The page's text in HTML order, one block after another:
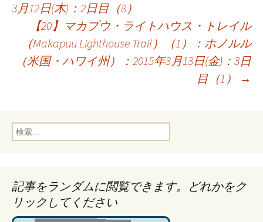
稿
ナ
ゲ
シ
3月12日(木)：2日目（8）
【20】マカプウ・ライトハウス・トレイル
（Makapuu Lighthouse Trail）（1）：ホノルル
（米国・ハワイ州）：2015年3月13日(金)：3日
目（1）
→
検
索:
記事をランダムに閲覧できます。どれかをク
リックしてください